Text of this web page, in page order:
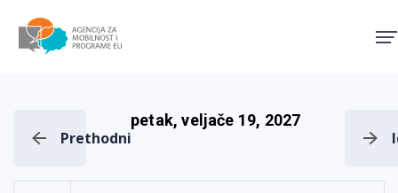
Prethodni
petak, veljače 19, 2027